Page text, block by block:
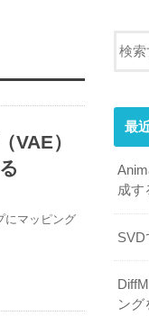
VAE）
にマッピング
最
成す
SVD
ング